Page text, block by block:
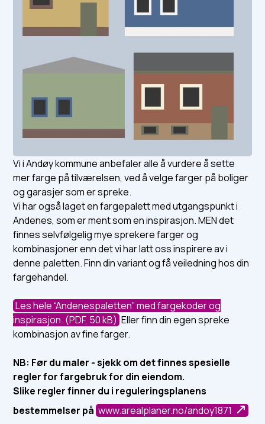
Vi i Andøy kommune anbefaler alle å vurdere å sette
mer farge på tilværelsen, ved å velge farger på boliger
og garasjer som er spreke.
Vi har også laget en fargepalett med utgangspunkt i
Andenes, som er ment som en inspirasjon. MEN det
finnes selvfølgelig mye sprekere farger og
kombinasjoner enn det vi har latt oss inspirere av i
denne paletten. Finn din variant og få veiledning hos din
fargehandel.
Les hele “Andenespaletten” med fargekoder og
inspirasjon. (PDF, 50 kB) Eller finn din egen spreke
kombinasjon av fine farger.
NB: Før du maler - sjekk om det finnes spesielle
regler for fargebruk for din eiendom.
Slike regler finner du i reguleringsplanens
bestemmelser påwww.arealplaner.no/andoy1871